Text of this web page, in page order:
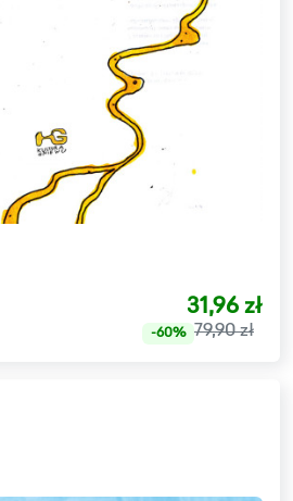
31,96 zł
79,90 zł
-60%